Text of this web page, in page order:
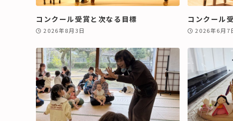
コンクール受賞と次なる目標
2026年8月3日
コンクール
2026年6月7